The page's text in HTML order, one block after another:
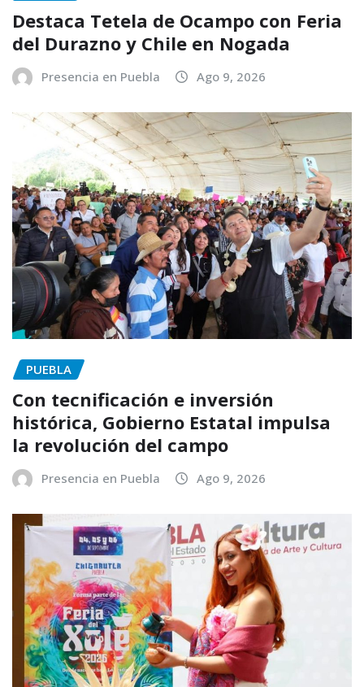
Destaca Tetela de Ocampo con Feria
del Durazno y Chile en Nogada
Presencia en Puebla Ago 9, 2026
PUEBLA
Con tecnificación e inversión
histórica, Gobierno Estatal impulsa
la revolución del campo
Presencia en Puebla Ago 9, 2026